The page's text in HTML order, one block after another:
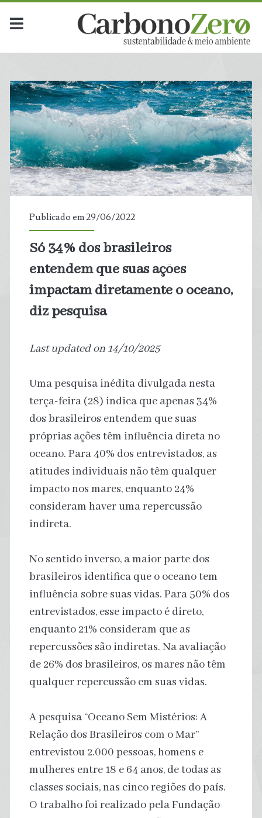
Publicado em 29/06/2022
Só 34% dos brasileiros
entendem que suas ações
impactam diretamente o oceano,
diz pesquisa
Last updated on 14/10/2025
Uma pesquisa inédita divulgada nesta
terça-feira (28) indica que apenas 34%
dos brasileiros entendem que suas
próprias ações têm influência direta no
oceano. Para 40% dos entrevistados, as
atitudes individuais não têm qualquer
impacto nos mares, enquanto 24%
consideram haver uma repercussão
indireta.
No sentido inverso, a maior parte dos
brasileiros identifica que o oceano tem
influência sobre suas vidas. Para 50% dos
entrevistados, esse impacto é direto,
enquanto 21% consideram que as
repercussões são indiretas. Na avaliação
de 26% dos brasileiros, os mares não têm
qualquer repercussão em suas vidas.
A pesquisa “Oceano Sem Mistérios: A
Relação dos Brasileiros com o Mar”
entrevistou 2.000 pessoas, homens e
mulheres entre 18 e 64 anos, de todas as
classes sociais, nas cinco regiões do país.
O trabalho foi realizado pela Fundação